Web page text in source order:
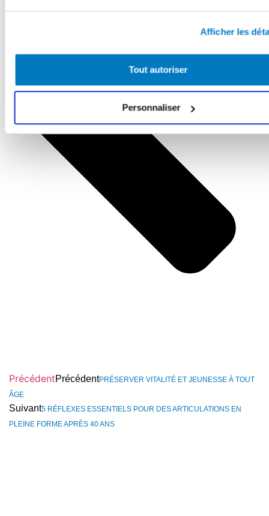
Afficher les
Tout autoriser
Personnaliser
PrécédentPrécédentPRÉSERVER VITALITÉ ET JEUNESSE À TOUT
ÂGE
Suivant5 RÉFLEXES ESSENTIELS POUR DES ARTICULATIONS EN
PLEINE FORME APRÈS 40 ANS